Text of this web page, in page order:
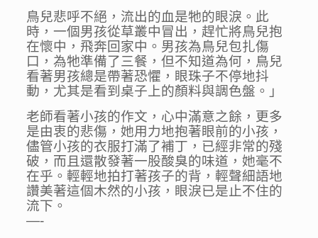
鳥兒悲呼不絕，流出的血是牠的眼淚。此
時，一個男孩從草叢中冒出，趕忙將鳥兒抱
在懷中，飛奔回家中。男孩為鳥兒包扎傷
口，為牠準備了三餐，但不知道為何，鳥兒
看著男孩總是帶著恐懼，眼珠子不停地抖
動，尤其是看到桌子上的顏料與調色盤。」
老師看著小孩的作文，心中滿意之餘，更多
是由衷的悲傷，她用力地抱著眼前的小孩，
儘管小孩的衣服打滿了補丁，已經非常的殘
破，而且還散發著一股酸臭的味道，她毫不
在乎。輕輕地拍打著孩子的背，輕聲細語地
讚美著這個木然的小孩，眼淚已是止不住的
流下。
—-